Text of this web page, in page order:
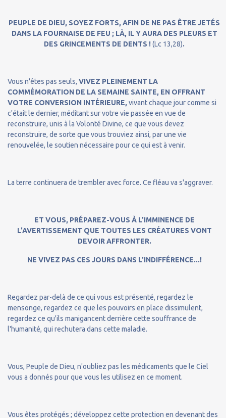
PEUPLE DE DIEU, SOYEZ FORTS, AFIN DE NE PAS ÊTRE JETÉS
DANS LA FOURNAISE DE FEU ; LÀ, IL Y AURA DES PLEURS ET
DES GRINCEMENTS DE DENTS ! (Lc 13,28).
Vous n'êtes pas seuls, VIVEZ PLEINEMENT LA
COMMÉMORATION DE LA SEMAINE SAINTE, EN OFFRANT
VOTRE CONVERSION INTÉRIEURE, vivant chaque jour comme si
c'était le dernier, méditant sur votre vie passée en vue de
reconstruire, unis à la Volonté Divine, ce que vous devez
reconstruire, de sorte que vous trouviez ainsi, par une vie
renouvelée, le soutien nécessaire pour ce qui est à venir.
La terre continuera de trembler avec force. Ce fléau va s'aggraver.
ET VOUS, PRÉPAREZ-VOUS À L'IMMINENCE DE
L'AVERTISSEMENT QUE TOUTES LES CRÉATURES VONT
DEVOIR AFFRONTER.
NE VIVEZ PAS CES JOURS DANS L'INDIFFÉRENCE...!
Regardez par-delà de ce qui vous est présenté, regardez le
mensonge, regardez ce que les pouvoirs en place dissimulent,
regardez ce qu'ils manigancent derrière cette souffrance de
l'humanité, qui rechutera dans cette maladie.
Vous, Peuple de Dieu, n'oubliez pas les médicaments que le Ciel
vous a donnés pour que vous les utilisez en ce moment.
Vous êtes protégés ; développez cette protection en devenant des